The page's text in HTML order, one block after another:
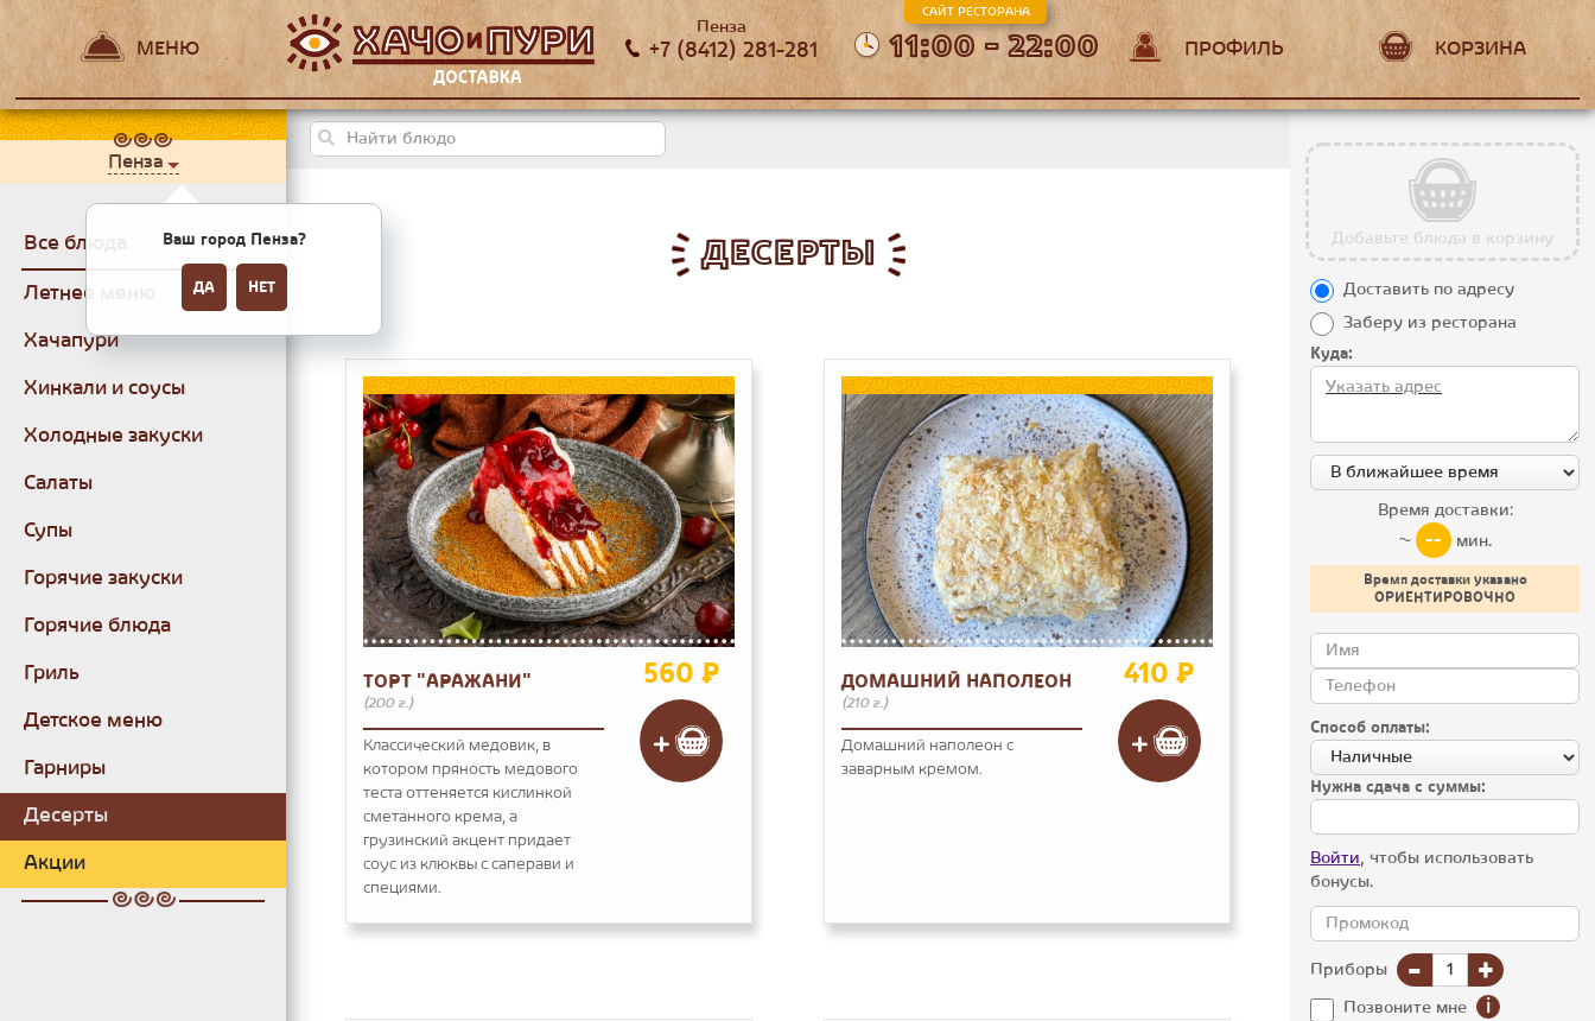
МЕНЮ
Пенза
+7 (8412) 281-281
САЙТ РЕСТОРАНА
11:00 - 22:00 ПРОФИЛЬ КОРЗИНА
Пенза
Ваш город Пенза?
ДА НЕТ
Все блюда
Летнее меню
Хачапури
Хинкали и соусы
Холодные закуски
Салаты
Супы
Горячие закуски
Горячие блюда
Гриль
Детское меню
Гарниры
Десерты
Акции
ДЕСЕРТЫ
ТОРТ "АРАЖАНИ"
(200 г.)
Классический медовик, в
котором пряность медового
теста оттеняется кислинкой
сметанного крема, а
грузинский акцент придает
соус из клюквы с саперави и
специями.
560 ₽ ДОМАШНИЙ НАПОЛЕОН
(210 г.)
Домашний наполеон с
заварным кремом.
410 ₽
Добавьте блюда в корзину
Доставить по адресу
Заберу из ресторана
Куда:
Время доставки:
~
-- мин.
Время доставки указано
ОРИЕНТИРОВОЧНО
Способ оплаты:
Нужна сдача с суммы:
Войти, чтобы использовать
бонусы.
Приборы - +
Позвоните мне i